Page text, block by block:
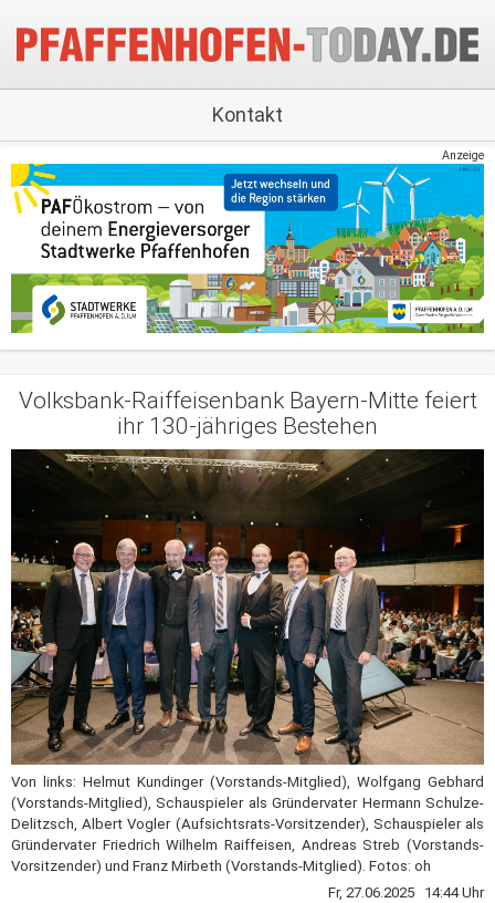
Kontakt
Anzeige
Volksbank-Raiffeisenbank Bayern-Mitte feiert
ihr 130-jähriges Bestehen
Von links: Helmut Kundinger (Vorstands-Mitglied), Wolfgang Gebhard
(Vorstands-Mitglied), Schauspieler als Gründervater Hermann Schulze-
Delitzsch, Albert Vogler (Aufsichtsrats-Vorsitzender), Schauspieler als
Gründervater Friedrich Wilhelm Raiffeisen, Andreas Streb (Vorstands-
Vorsitzender) und Franz Mirbeth (Vorstands-Mitglied). Fotos: oh
Fr, 27.06.2025 14:44 Uhr